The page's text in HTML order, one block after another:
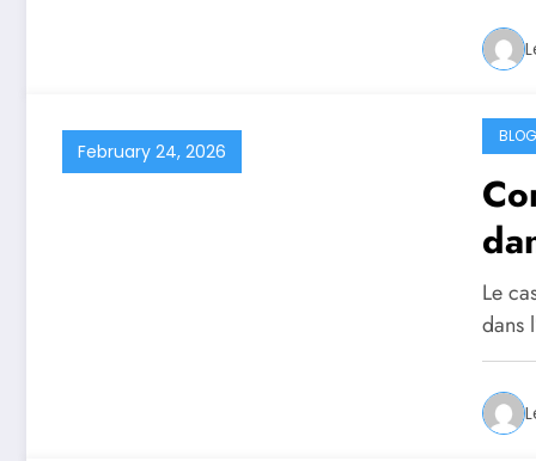
February 24, 2026
Le
dans